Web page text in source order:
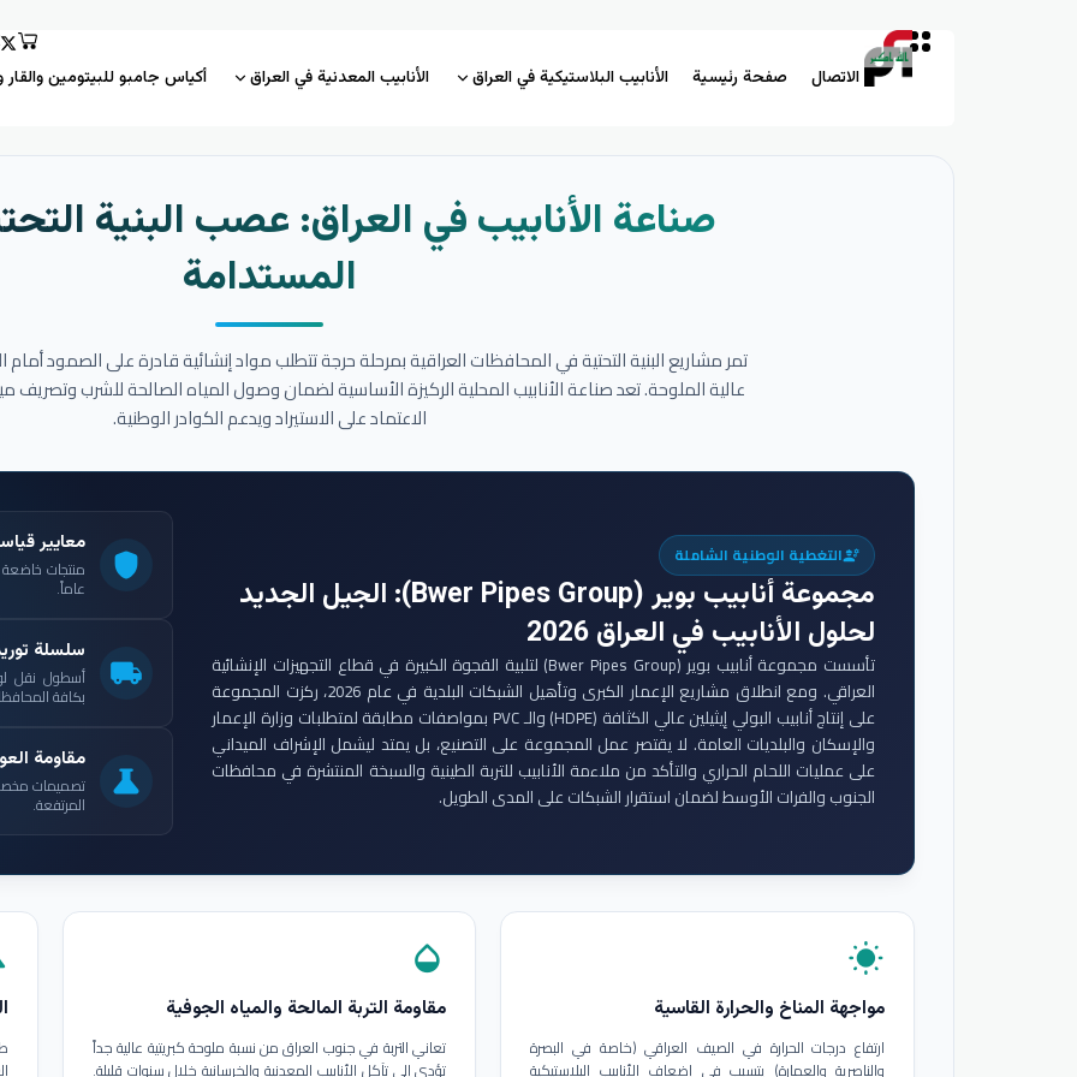
الاتصال صفحة رئيسية الأنابيب البلاستيكية في العراق الأنابيب المعدنية في العراق أكياس جامبو للبيتومين والقار
صناعة الأنابيب في العراق: عصب البنية
المستدامة
تمر مشاريع البنية التحتية في المحافظات العراقية بمرحلة حرجة تتطلب مواد إنشائية قادرة على الصمود أمام
عالية الملوحة. تعد صناعة الأنابيب المحلية الركيزة الأساسية لضمان وصول المياه الصالحة للشرب وتصريف
الاعتماد على الاستيراد ويدعم الكوادر الوطنية.
engineeringالتغطية الوطنية الشاملة
مجموعة أنابيب بوير (Bwer Pipes Group)
: الجيل الجديد
لحلول الأنابيب في العراق 2026
تأسست مجموعة أنابيب بوير (Bwer Pipes Group) لتلبية الفجوة الكبيرة في قطاع التجهيزات الإنشائية
العراقي. ومع انطلاق مشاريع الإعمار الكبرى وتأهيل الشبكات البلدية في عام 2026، ركزت المجموعة
على إنتاج أنابيب البولي إيثيلين عالي الكثافة (HDPE) والـ PVC بمواصفات مطابقة لمتطلبات وزارة الإعمار
والإسكان والبلديات العامة. لا يقتصر عمل المجموعة على التصنيع، بل يمتد ليشمل الإشراف الميداني
على عمليات اللحام الحراري والتأكد من ملاءمة الأنابيب للتربة الطينية والسبخة المنتشرة في محافظات
الجنوب والفرات الأوسط لضمان استقرار الشبكات على المدى الطويل.
shield
معايير
عاماً.
local_shipping
سلسلة
أسطول نقل
بكافة
science
مقاومة
تصميمات
المرتفعة.
wb_sunny
مواجهة المناخ والحرارة القاسية
ارتفاع درجات الحرارة في الصيف العراقي (خاصة في البصرة
والناصرية والعمارة) يتسبب في إضعاف الأنابيب البلاستيكية
opacity
مقاومة التربة المالحة والمياه الجوفية
تعاني التربة في جنوب العراق من نسبة ملوحة كبريتية عالية جداً
تؤدي إلى تآكل الأنابيب المعدنية والخرسانية خلال سنوات قليلة.